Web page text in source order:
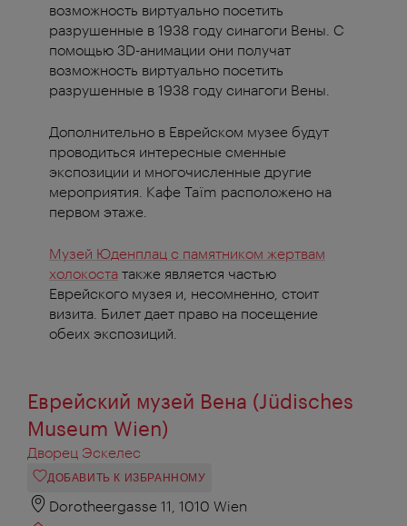
возможность виртуально посетить
разрушенные в 1938 году синагоги Вены. С
помощью 3D-анимации они получат
возможность виртуально посетить
разрушенные в 1938 году синагоги Вены.
Дополнительно в Еврейском музее будут
проводиться интересные сменные
экспозиции и многочисленные другие
мероприятия. Кафе Taïm расположено на
первом этаже.
Музей Юденплац с памятником жертвам
холокоста также является частью
Еврейского музея и, несомненно, стоит
визита. Билет дает право на посещение
обеих экспозиций.
Еврейский музей Вена (Jüdisches
Museum Wien)
Дворец Эскелес
ДОБАВИТЬ К ИЗБРАННОМУ
Dorotheergasse 11, 1010 Wien